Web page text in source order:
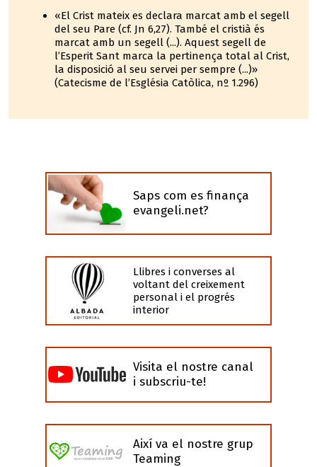
«El Crist mateix es declara marcat amb el segell
del seu Pare (cf. Jn 6,27). També el cristià és
marcat amb un segell (...). Aquest segell de
l’Esperit Sant marca la pertinença total al Crist,
la disposició al seu servei per sempre (...)»
(Catecisme de l’Església Catòlica, nº 1.296)
Saps com es finança
evangeli.net?
Llibres i converses al
voltant del creixement
personal i el progrés
interior
Visita el nostre canal
i subscriu-te!
Així va el nostre grup
Teaming